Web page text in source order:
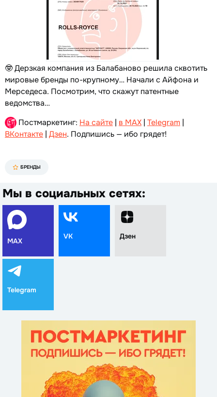
🤓 Дерзкая компания из Балабаново решила сквотить
мировые бренды по-крупному… Начали с Айфона и
Мерседеса. Посмотрим, что скажут патентные
ведомства…
Постмаркетинг: На сайте | в MAX | Telegram |
ВКонтакте | Дзен. Подпишись — ибо грядет!
БРЕНДЫ
Мы в социальных сетях:
MAX
VK Дзен
Telegram